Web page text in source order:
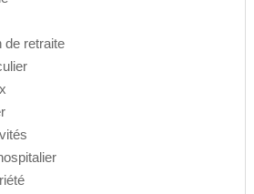
de retraite